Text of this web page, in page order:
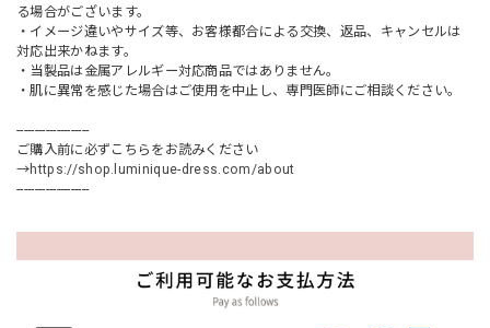
る場合がございます。
・イメージ違いやサイズ等、お客様都合による交換、返品、キャンセルは
対応出来かねます。
・当製品は金属アレルギー対応商品ではありません。
・肌に異常を感じた場合はご使用を中止し、専門医師にご相談ください。
--------------------
ご購入前に必ずこちらをお読みください
→https://shop.luminique-dress.com/about
--------------------